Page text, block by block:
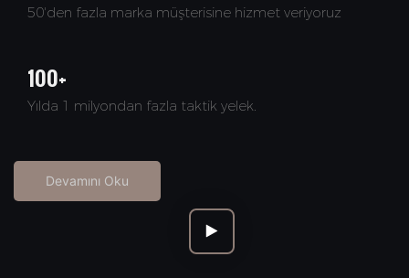
50'den fazla marka müşterisine hizmet veriyoruz
100+
Yılda 1 milyondan fazla taktik yelek.
Devamını Oku